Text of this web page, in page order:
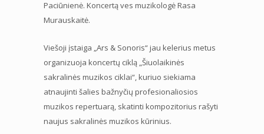
Paciūnienė. Koncertą ves muzikologė Rasa
Murauskaitė.
Viešoji įstaiga „Ars & Sonoris“ jau kelerius metus
organizuoja koncertų ciklą „Šiuolaikinės
sakralinės muzikos ciklai“, kuriuo siekiama
atnaujinti šalies bažnyčių profesionaliosios
muzikos repertuarą, skatinti kompozitorius rašyti
naujus sakralinės muzikos kūrinius.